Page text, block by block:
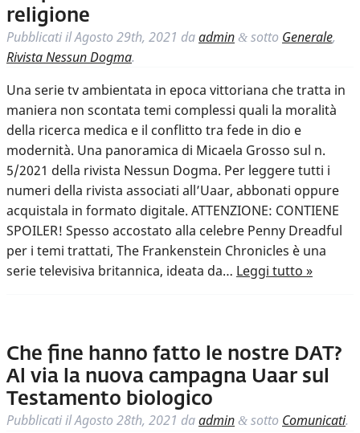
religione
Pubblicati ilAgosto 29th, 2021 daadmin & sotto Generale,
Rivista Nessun Dogma.
Una serie tv ambientata in epoca vittoriana che tratta in
maniera non scontata temi complessi quali la moralità
della ricerca medica e il conflitto tra fede in dio e
modernità. Una panoramica di Micaela Grosso sul n.
5/2021 della rivista Nessun Dogma. Per leggere tutti i
numeri della rivista associati all’Uaar, abbonati oppure
acquistala in formato digitale. ATTENZIONE: CONTIENE
SPOILER! Spesso accostato alla celebre Penny Dreadful
per i temi trattati, The Frankenstein Chronicles è una
serie televisiva britannica, ideata da… Leggi tutto »
Che fine hanno fatto le nostre DAT?
Al via la nuova campagna Uaar sul
Testamento biologico
Pubblicati ilAgosto 28th, 2021 daadmin & sotto Comunicati.